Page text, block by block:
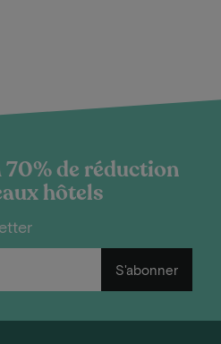
70% de réduction
hôtels
S'abonner